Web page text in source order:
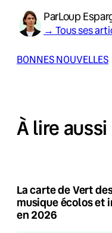
ParLoup
→ Tous ses
BONNES NOUVELLES
À lire aussi
La carte de Vert
musique écolos et
en 2026